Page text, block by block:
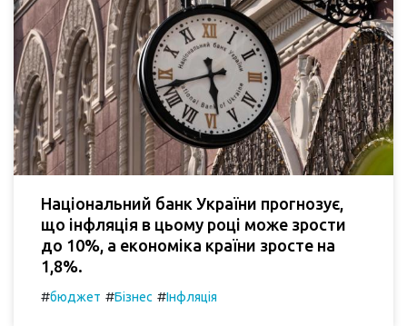
Національний банк України прогнозує,
що інфляція в цьому році може зрости
до 10%, а економіка країни зросте на
1,8%.
#бюджет #Бізнес #Інфляція